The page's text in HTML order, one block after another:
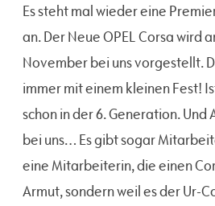
Es steht mal wieder eine
an. Der Neue OPEL Corsa wird
November bei uns vorgestellt.
immer mit einem kleinen Fest!
schon in der 6. Generation. Und
bei uns… Es gibt sogar
eine Mitarbeiterin, die einen
Armut, sondern weil es der Ur-